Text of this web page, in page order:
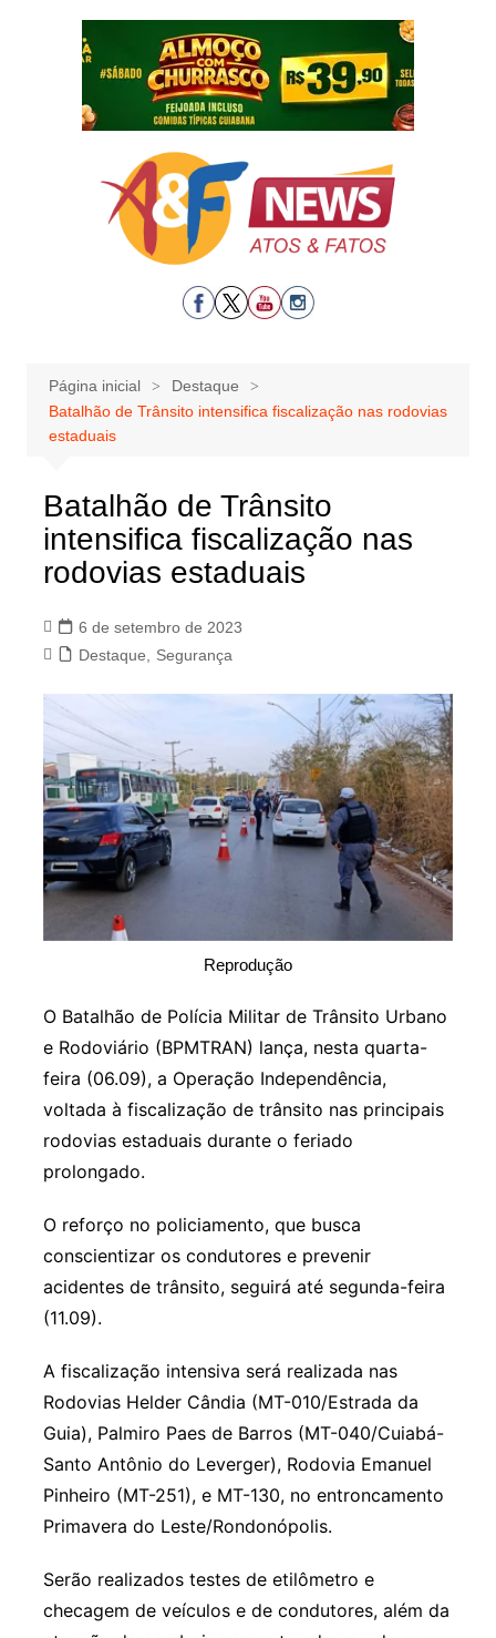
Página inicial
Destaque
Batalhão de Trânsito intensifica fiscalização nas rodovias
estaduais
Batalhão de Trânsito
intensifica fiscalização nas
rodovias estaduais
6 de setembro de 2023
Destaque
Segurança
Reprodução
O Batalhão de Polícia Militar de Trânsito Urbano
e Rodoviário (BPMTRAN) lança, nesta quarta-
feira (06.09), a Operação Independência,
voltada à fiscalização de trânsito nas principais
rodovias estaduais durante o feriado
prolongado.
O reforço no policiamento, que busca
conscientizar os condutores e prevenir
acidentes de trânsito, seguirá até segunda-feira
(11.09).
A fiscalização intensiva será realizada nas
Rodovias Helder Cândia (MT-010/Estrada da
Guia), Palmiro Paes de Barros (MT-040/Cuiabá-
Santo Antônio do Leverger), Rodovia Emanuel
Pinheiro (MT-251), e MT-130, no entroncamento
Primavera do Leste/Rondonópolis.
Serão realizados testes de etilômetro e
checagem de veículos e de condutores, além da